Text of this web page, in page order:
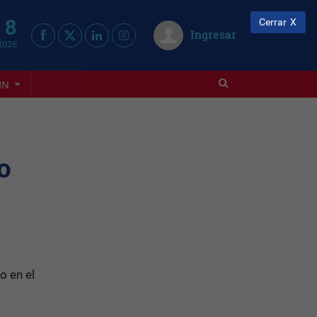
Ingresar
en el
Cerrar